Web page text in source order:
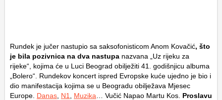
Rundek je jučer nastupio sa saksofonisticom Anom Kovačić, što
je bila pozivnica na dva nastupa nazvana „Uz rijeku za
rijeke“, kojima će u Luci Beograd obilježiti 41. godišnjicu albuma
„Bolero“. Rundekov koncert ispred Evropske kuće ujedno je bio i
dio manifestacija kojima se u Beogradu obilježava Mjesec
Europe. Danas N1 Muzika … Vučić Napao Martu Kos. Proslavu